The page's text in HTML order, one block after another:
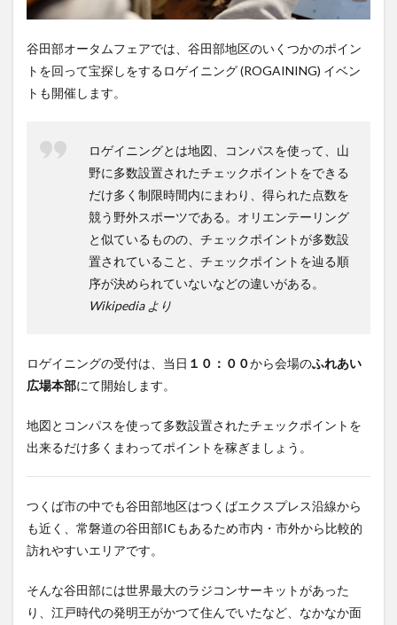
谷田部オータムフェアでは、谷田部地区のいくつかのポイン
トを回って宝探しをするロゲイニング (ROGAINING) イベン
トも開催します。
ロゲイニングとは地図、コンパスを使って、山
野に多数設置されたチェックポイントをできる
だけ多く制限時間内にまわり、得られた点数を
競う野外スポーツである。オリエンテーリング
と似ているものの、チェックポイントが多数設
置されていること、チェックポイントを辿る順
序が決められていないなどの違いがある。
Wikipedia より
ロゲイニングの受付は、当日 １０：００から会場のふれあい
広場本部にて開始します。
地図とコンパスを使って多数設置されたチェックポイントを
出来るだけ多くまわってポイントを稼ぎましょう。
つくば市の中でも谷田部地区はつくばエクスプレス沿線から
も近く、常磐道の谷田部ICもあるため市内・市外から比較的
訪れやすいエリアです。
そんな谷田部には世界最大のラジコンサーキットがあった
り、江戸時代の発明王がかつて住んでいたなど、なかなか面